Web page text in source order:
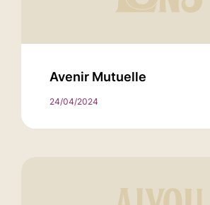
Avenir Mutuelle
24/04/2024